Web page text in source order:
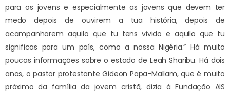
para os jovens e especialmente as jovens que devem ter
medo depois de ouvirem a tua história, depois de
acompanharem aquilo que tu tens vivido e aquilo que tu
significas para um país, como a nossa Nigéria.” Há muito
poucas informações sobre o estado de Leah Sharibu. Há dois
anos, o pastor protestante Gideon Papa-Mallam, que é muito
próximo da família da jovem cristã, dizia à Fundação AIS